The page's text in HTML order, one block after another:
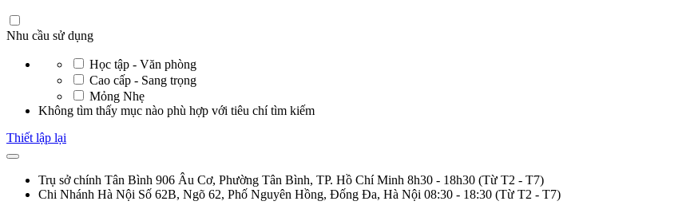
Nhu cầu sử dụng
Học tập - Văn phòng
Cao cấp - Sang trọng
Mỏng Nhẹ
Không tìm thấy mục nào phù hợp với tiêu chí tìm kiếm
Thiết lập lại
Trụ sở chính Tân Bình 906 Âu Cơ, Phường Tân Bình, TP. Hồ Chí Minh 8h30 - 18h30 (Từ T2 - T7)
Chi Nhánh Hà Nội Số 62B, Ngõ 62, Phố Nguyên Hồng, Đống Đa, Hà Nội 08:30 - 18:30 (Từ T2 - T7)